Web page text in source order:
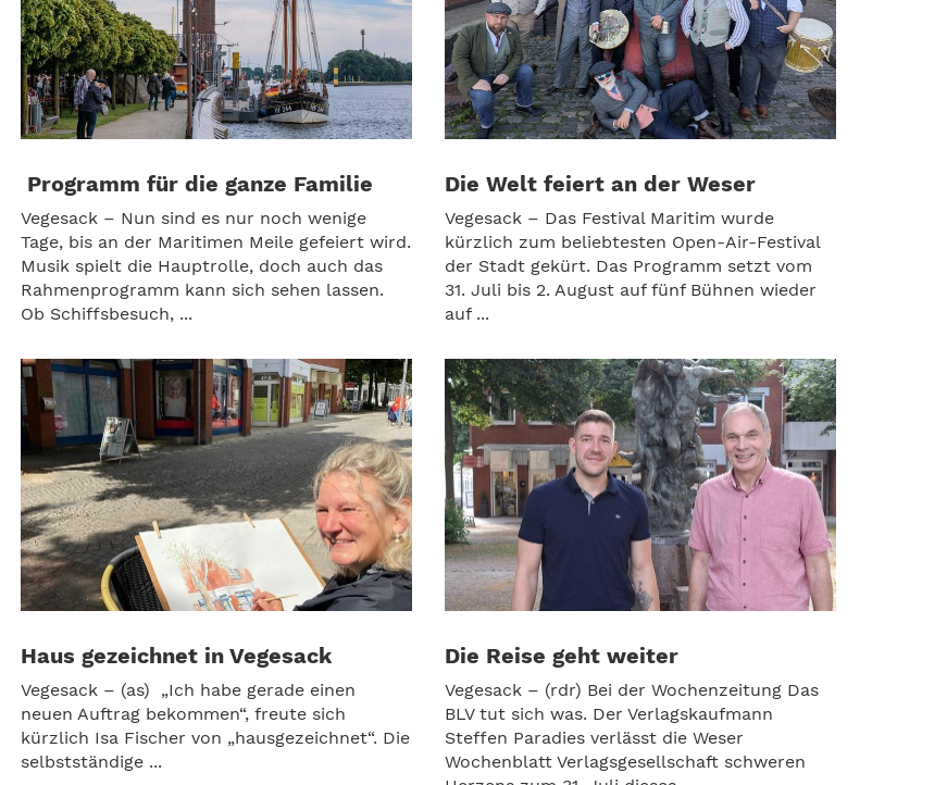
Programm für die ganze Familie
Vegesack – Nun sind es nur noch wenige
Tage, bis an der Maritimen Meile gefeiert wird.
Musik spielt die Hauptrolle, doch auch das
Rahmenprogramm kann sich sehen lassen.
Ob Schiffsbesuch, ...
Die Welt feiert an der Weser
Vegesack – Das Festival Maritim wurde
kürzlich zum beliebtesten Open-Air-Festival
der Stadt gekürt. Das Programm setzt vom
31. Juli bis 2. August auf fünf Bühnen wieder
auf ...
Haus gezeichnet in Vegesack
Vegesack – (as) „Ich habe gerade einen
neuen Auftrag bekommen“, freute sich
kürzlich Isa Fischer von „hausgezeichnet“. Die
selbstständige ...
Die Reise geht weiter
Vegesack – (rdr) Bei der Wochenzeitung Das
BLV tut sich was. Der Verlagskaufmann
Steffen Paradies verlässt die Weser
Wochenblatt Verlagsgesellschaft schweren